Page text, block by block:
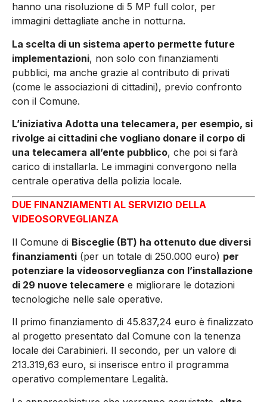
hanno una risoluzione di 5 MP full color, per
immagini dettagliate anche in notturna.
La scelta di un sistema aperto permette future
implementazioni, non solo con finanziamenti
pubblici, ma anche grazie al contributo di privati
(come le associazioni di cittadini), previo confronto
con il Comune.
L’iniziativa Adotta una telecamera, per esempio, si
rivolge ai cittadini che vogliano donare il corpo di
una telecamera all’ente pubblico, che poi si farà
carico di installarla. Le immagini convergono nella
centrale operativa della polizia locale.
DUE FINANZIAMENTI AL SERVIZIO DELLA
VIDEOSORVEGLIANZA
Il Comune di Bisceglie (BT) ha ottenuto due diversi
finanziamenti (per un totale di 250.000 euro) per
potenziare la videosorveglianza con l’installazione
di 29 nuove telecamere e migliorare le dotazioni
tecnologiche nelle sale operative.
Il primo finanziamento di 45.837,24 euro è finalizzato
al progetto presentato dal Comune con la tenenza
locale dei Carabinieri. Il secondo, per un valore di
213.319,63 euro, si inserisce entro il programma
operativo complementare Legalità.